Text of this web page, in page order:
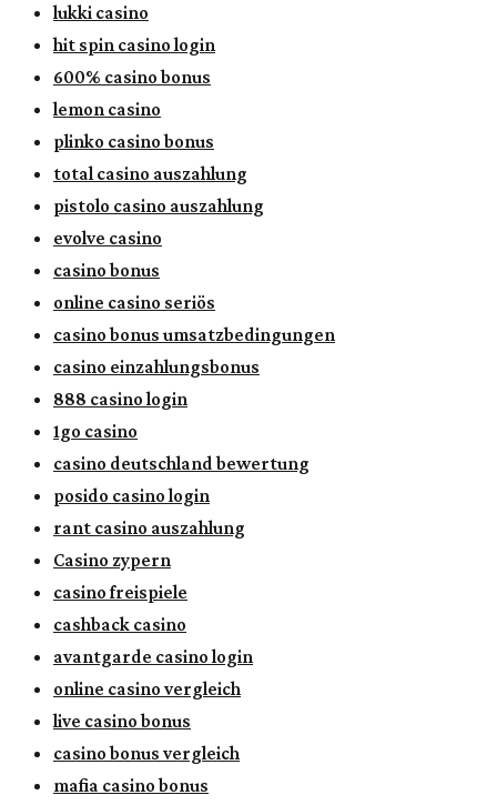
lukki casino
hit spin casino login
600% casino bonus
lemon casino
plinko casino bonus
total casino auszahlung
pistolo casino auszahlung
evolve casino
casino bonus
online casino seriös
casino bonus umsatzbedingungen
casino einzahlungsbonus
888 casino login
1go casino
casino deutschland bewertung
posido casino login
rant casino auszahlung
Casino zypern
casino freispiele
cashback casino
avantgarde casino login
online casino vergleich
live casino bonus
casino bonus vergleich
mafia casino bonus